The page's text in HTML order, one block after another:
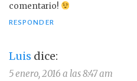
comentario!
RESPONDER
Luis dice:
5 enero, 2016 a las 8:47 am